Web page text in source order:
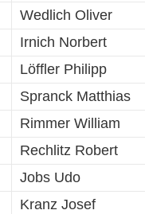
Wedlich Oliver
Irnich Norbert
Löffler Philipp
Spranck Matthias
Rimmer William
Rechlitz Robert
Jobs Udo
Kranz Josef